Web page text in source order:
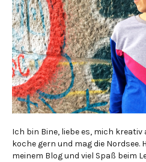
Ich bin Bine, liebe es, mich
koche gern und mag die
meinem Blog und viel Spaß beim